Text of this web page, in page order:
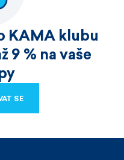
KAMA klubu
9 % na vaše
SE